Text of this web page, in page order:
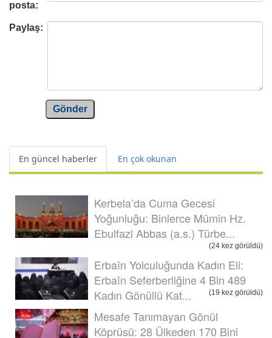
posta:
Paylaş:
Gönder
En güncel haberler En çok okunan
Kerbela’da Cuma Gecesi
Yoğunluğu: Binlerce Mümin Hz.
Ebulfazl Abbas (a.s.) Türbe...
(24 kez görüldü)
Erbaîn Yolculuğunda Kadın Eli:
Erbaîn Seferberliğine 4 Bin 489
Kadın Gönüllü Kat...
(19 kez görüldü)
Mesafe Tanımayan Gönül
Köprüsü: 28 Ülkeden 170 Bini